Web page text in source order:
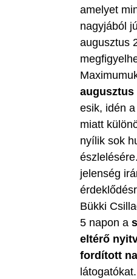
amelyet
nagyjából
augusztus
augusztus
esik, idén
miatt
nyílik sok
jelenség
Bükki
5 napon a
eltérő
fordított
látogatókat.